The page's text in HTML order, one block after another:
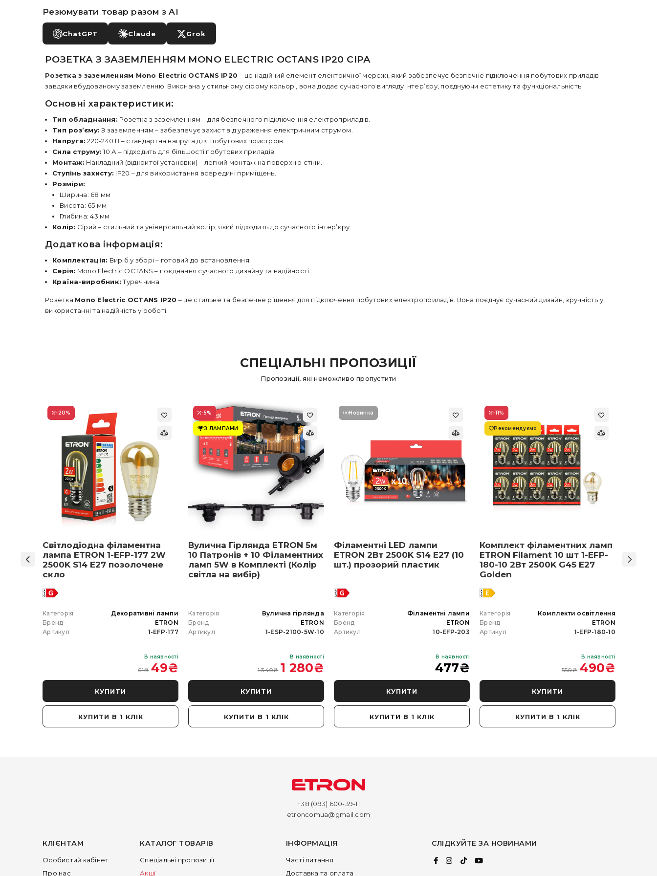
Резюмувати товар разом з AI
ChatGPT Claude Grok
РОЗЕТКА З ЗАЗЕМЛЕННЯМ MONO ELECTRIC OCTANS IP20 СІРА
Розетка з заземленням Mono Electric OCTANS IP20 – це надійний елемент електричної мережі, який забезпечує безпечне підключення побутових приладів
завдяки вбудованому заземленню. Виконана у стильному сірому кольорі, вона додає сучасного вигляду інтер’єру, поєднуючи естетику та функціональність.
Основні характеристики:
Тип обладнання: Розетка з заземленням – для безпечного підключення електроприладів.
Тип роз’єму: З заземленням – забезпечує захист від ураження електричним струмом.
Напруга: 220-240 В – стандартна напруга для побутових пристроїв.
Сила струму: 10 А – підходить для більшості побутових приладів.
Монтаж: Накладний (відкритої установки) – легкий монтаж на поверхню стіни.
Ступінь захисту: IP20 – для використання всередині приміщень.
Розміри:
Ширина: 68 мм
Висота: 65 мм
Глибина: 43 мм
Колір: Сірий – стильний та універсальний колір, який підходить до сучасного інтер’єру.
Додаткова інформація:
Комплектація: Виріб у зборі – готовий до встановлення.
Серія: Mono Electric OCTANS – поєднання сучасного дизайну та надійності.
Країна-виробник:Туреччина
Розетка Mono Electric OCTANS IP20 – це стильне та безпечне рішення для підключення побутових електроприладів. Вона поєднує сучасний дизайн, зручність у
використанні та надійність у роботі.
СПЕЦІАЛЬНІ ПРОПОЗИЦІЇ
Пропозиції, які неможливо пропустити
-20%
Світлодіодна філаментна
лампа ETRON 1-EFP-177 2W
2500K S14 E27 позолочене
скло
Категорія
Декоративні лампи
Бренд
ETRON
Артикул
1-EFP-177
В наявності
61₴ 49₴
КУПИТИ
КУПИТИ В 1 КЛІК
-5%
З ЛАМПАМИ
Вулична Гірлянда ETRON 5м
10 Патронів + 10 Філаментних
ламп 5W в Комплекті (Колір
світла на вибір)
Категорія
Вулична гірлянда
Бренд
ETRON
Артикул
1-ESP-2100-5W-10
В наявності
1 340₴ 1 280₴
КУПИТИ
КУПИТИ В 1 КЛІК
Новинка
Філаментні LED лампи
ETRON 2Вт 2500K S14 E27 (10
шт.) прозорий пластик
Категорія
Філаментні лампи
Бренд
ETRON
Артикул
10-EFP-203
В наявності
477₴
КУПИТИ
КУПИТИ В 1 КЛІК
-11%
Рекомендуємо
Комплект філаментних ламп
ETRON Filament 10 шт 1-EFP-
180-10 2Вт 2500K G45 E27
Golden
Категорія
Комплекти освітлення
Бренд
ETRON
Артикул
1-EFP-180-10
В наявності
550₴ 490₴
КУПИТИ
КУПИТИ В 1 КЛІК
48 Вт
+38 (093) 600-39-11
etroncomua@gmail.com
КЛІЄНТАМ
Особистий кабінет
Про нас
КАТАЛОГ ТОВАРІВ
Спеціальні пропозиції
Акції
ІНФОРМАЦІЯ
Часті питання
Доставка та оплата
СЛІДКУЙТЕ ЗА НОВИНАМИ